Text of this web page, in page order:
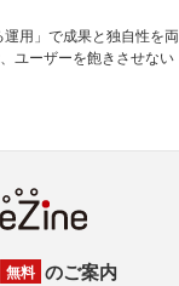
運用」で成果と独自性を両
ユーザーを飽きさせない
無料 のご案内